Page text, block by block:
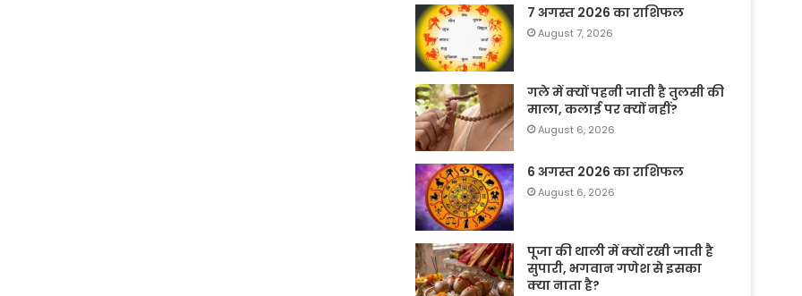
7 अगस्त 2026 का राशिफल
August 7, 2026
गले में क्यों पहनी जाती है तुलसी की
माला, कलाई पर क्यों नहीं?
August 6, 2026
6 अगस्त 2026 का राशिफल
August 6, 2026
पूजा की थाली में क्यों रखी जाती है
सुपारी, भगवान गणेश से इसका
क्या नाता है?